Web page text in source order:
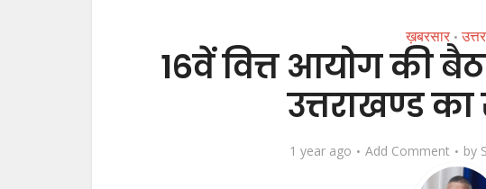
ख़बरसार •
16वें वित्त आयोग की
उत्तराखण्ड
1 year ago Add Comment by